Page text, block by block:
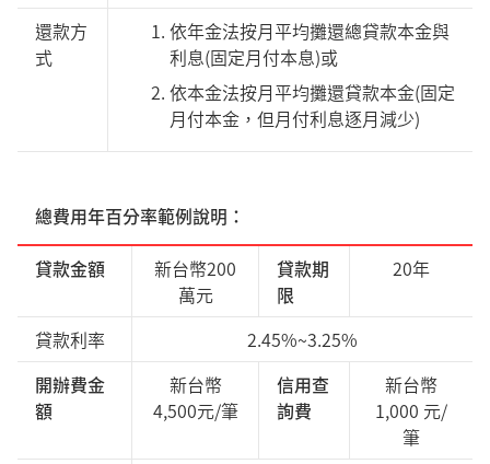
還款方
式
依年金法按月平均攤還總貸款本金與
利息(固定月付本息)或
依本金法按月平均攤還貸款本金(固定
月付本金，但月付利息逐月減少)
總費用年百分率範例說明：
貸款金額
新台幣200
萬元
貸款期
限
20年
貸款利率
2.45%~3.25%
開辦費金
額
新台幣
4,500元/筆
信用查
詢費
新台幣
1,000 元/
筆